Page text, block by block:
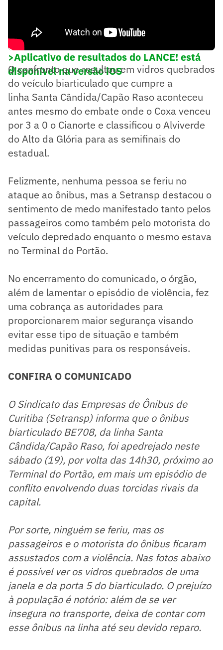
>Aplicativo de resultados do LANCE! está
disponível na versão iOS
O confronto que resultou em vidros quebrados
do veículo biarticulado que cumpre a
linha Santa Cândida/Capão Raso aconteceu
antes mesmo do embate onde o Coxa venceu
por 3 a 0 o Cianorte e classificou o Alviverde
do Alto da Glória para as semifinais do
estadual.
Felizmente, nenhuma pessoa se feriu no
ataque ao ônibus, mas a Setransp destacou o
sentimento de medo manifestado tanto pelos
passageiros como também pelo motorista do
veículo depredado enquanto o mesmo estava
no Terminal do Portão.
No encerramento do comunicado, o órgão,
além de lamentar o episódio de violência, fez
uma cobrança as autoridades para
proporcionarem maior segurança visando
evitar esse tipo de situação e também
medidas punitivas para os responsáveis.
CONFIRA O COMUNICADO
O Sindicato das Empresas de Ônibus de
Curitiba (Setransp) informa que o ônibus
biarticulado BE708, da linha Santa
Cândida/Capão Raso, foi apedrejado neste
sábado (19), por volta das 14h30, próximo ao
Terminal do Portão, em mais um episódio de
conflito envolvendo duas torcidas rivais da
capital.
Por sorte, ninguém se feriu, mas os
passageiros e o motorista do ônibus ficaram
assustados com a violência. Nas fotos abaixo
é possível ver os vidros quebrados de uma
janela e da porta 5 do biarticulado. O prejuízo
à população é notório: além de se ver
insegura no transporte, deixa de contar com
esse ônibus na linha até seu devido reparo.